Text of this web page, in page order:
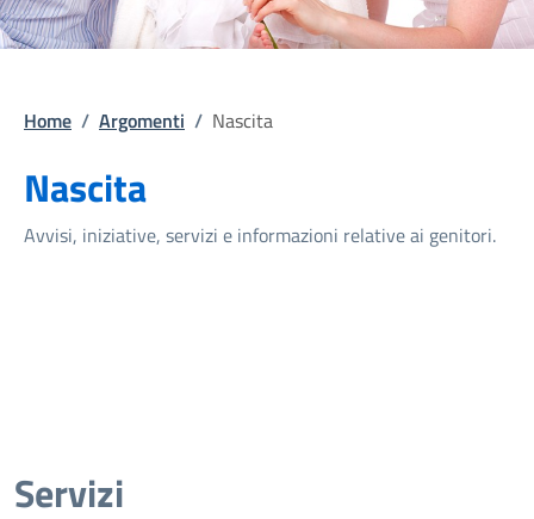
Home / Argomenti / Nascita
Nascita
Avvisi, iniziative, servizi e informazioni relative ai genitori.
Servizi